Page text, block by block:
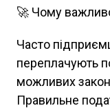
🚀 Чому
Часто
переплачують
можливих
Правильне